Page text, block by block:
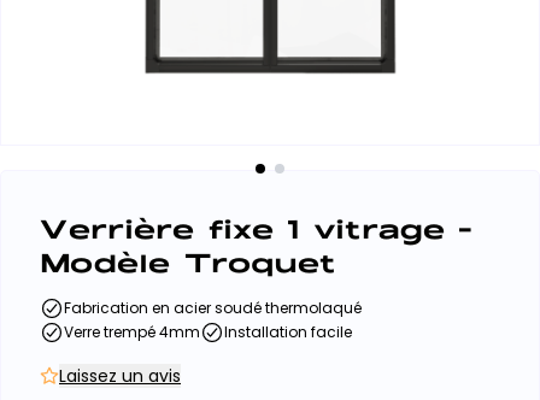
Verrière fixe 1 vitrage -
Modèle Troquet
Fabrication en acier soudé thermolaqué
Verre trempé 4mm
Installation facile
Laissez un avis